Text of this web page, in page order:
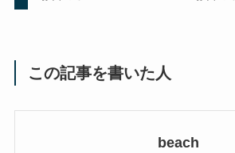
この記事を書いた人
beach